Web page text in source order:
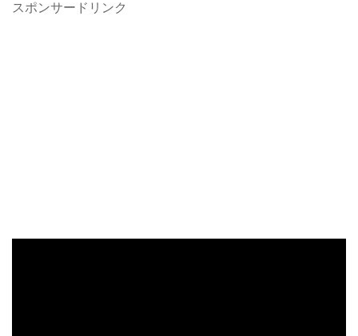
スポンサードリンク